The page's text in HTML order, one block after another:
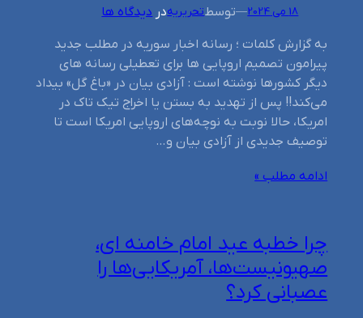
18 می 2024 —توسطتحریریهدر دیدگاه ها
به گزارش کلمات ؛ رسانه اخبار سوریه در مطلب جدید
پیرامون تصمیم اروپایی ها برای تعطیلی رسانه های
دیگر کشورها نوشته است : آزادی بیان در «باغ گل» بیداد
می‌کند!! پس از تهدید به بستن یا اخراج تیک تاک در
امریکا، حالا نوبت به نوچه‌های اروپایی امریکا است تا
توصیف جدیدی از آزادی بیان و…
ادامه مطلب »
چرا خطبه عید امام خامنه ای،
صهیونیست‌ها، آمریکایی‌ها را
عصبانی کرد؟